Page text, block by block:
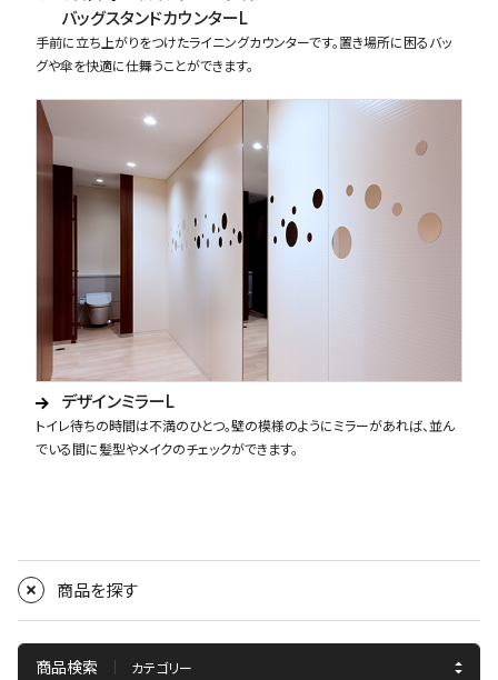
バッグスタンドカウンターL
手前に立ち上がりをつけたライニングカウンターです。置き場所に困るバッ
グや傘を快適に仕舞うことができます。
デザインミラーL
トイレ待ちの時間は不満のひとつ。壁の模様のようにミラーがあれば、並ん
でいる間に髪型やメイクのチェックができます。
商品を探す
商品検索